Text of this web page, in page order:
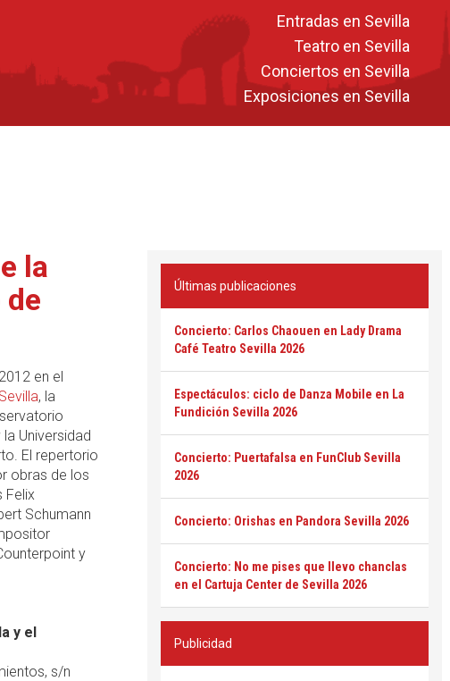
Entradas en Sevilla
Teatro en Sevilla
Conciertos en Sevilla
Exposiciones en Sevilla
la
en el
Sevilla, la
Universidad
El repertorio
obras de los
Felix
Schumann
y
y el
s/n
Últimas publicaciones
Concierto: Carlos Chaouen en Lady Drama
Café Teatro Sevilla 2026
Espectáculos: ciclo de Danza Mobile en La
Fundición Sevilla 2026
Concierto: Puertafalsa en FunClub Sevilla
2026
Concierto: Orishas en Pandora Sevilla 2026
Concierto: No me pises que llevo chanclas
en el Cartuja Center de Sevilla 2026
Publicidad